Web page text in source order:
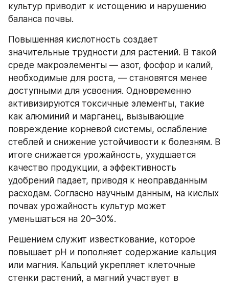
культур приводит к истощению и нарушению
баланса почвы.
Повышенная кислотность создает
значительные трудности для растений. В такой
среде макроэлементы — азот, фосфор и калий,
необходимые для роста, — становятся менее
доступными для усвоения. Одновременно
активизируются токсичные элементы, такие
как алюминий и марганец, вызывающие
повреждение корневой системы, ослабление
стеблей и снижение устойчивости к болезням. В
итоге снижается урожайность, ухудшается
качество продукции, а эффективность
удобрений падает, приводя к неоправданным
расходам. Согласно научным данным, на кислых
почвах урожайность культур может
уменьшаться на 20–30%.
Решением служит известкование, которое
повышает pH и пополняет содержание кальция
или магния. Кальций укрепляет клеточные
стенки растений, а магний участвует в